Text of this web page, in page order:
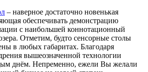
– наверное достаточно новенькая
обеспечивать демонстрацию
с наибольшей коннотационный
Отметим, будто сенсорные столы
в любых габаритах. Благодаря
вышеозначенной технологии
днём. Непременно, ежели Вы желали